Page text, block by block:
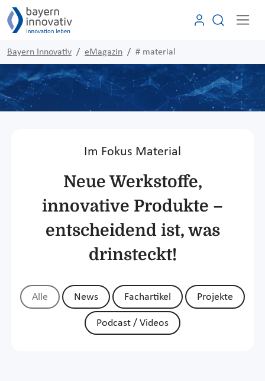
Bayern Innovativ eMagazin # material
Im Fokus Material
Neue Werkstoffe,
innovative Produkte –
entscheidend ist, was
drinsteckt!
Alle News Fachartikel Projekte
Podcast / Videos